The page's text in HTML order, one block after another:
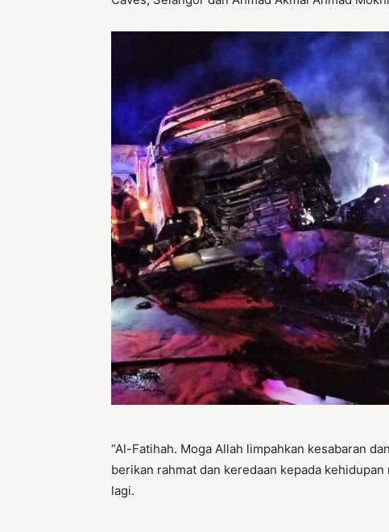
“Al-Fatihah. Moga Allah limpahkan kesabaran
berikan rahmat dan keredaan kepada
lagi.